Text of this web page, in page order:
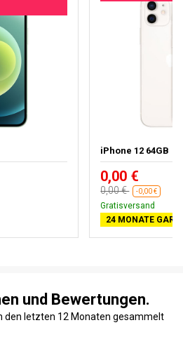
iPhone 12 64GB
0,00 €
0,00 € -0,00 €
Gratisversand
24 MONATE
und Bewertungen.
den letzten 12 Monaten gesammelt